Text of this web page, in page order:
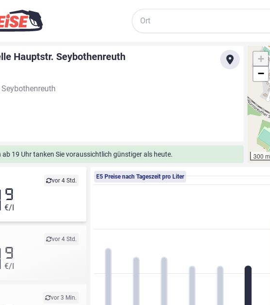
Suche
Hauptstr. Seybothenreuth
ab 19 Uhr tanken Sie voraussichtlich günstiger als heute.
+
−
300 m
vor 4 Std.
9
€/l
vor 4 Std.
9
€/l
vor 3 Min.
E5 Preise nach Tageszeit pro Liter